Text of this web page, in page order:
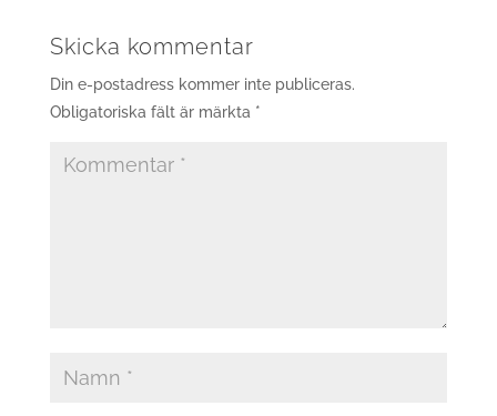
Skicka kommentar
Din e-postadress kommer inte publiceras.
Obligatoriska fält är märkta *